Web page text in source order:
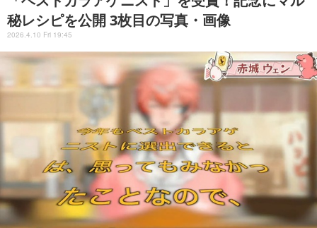
秘レシピを公開 3枚目の写真・画像
2026.4.10 Fri 19:45